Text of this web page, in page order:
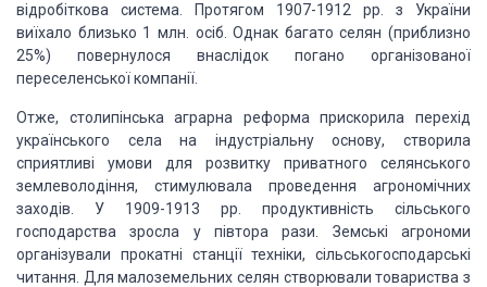
відробіткова система. Протягом 1907-1912 рр. з України
виїхало близько 1 млн. осіб. Однак багато селян (приблизно
25%) повернулося внаслідок погано організованої
переселенської компанії.
Отже, столипінська аграрна реформа прискорила перехід
українського села на індустріальну основу, створила
сприятливі умови для розвитку приватного селянського
землеволодіння, стимулювала проведення агрономічних
заходів. У 1909-1913 рр. продуктивність сільського
господарства зросла у півтора рази. Земські агрономи
організували прокатні станції техніки, сільськогосподарські
читання. Для малоземельних селян створювали товариства з